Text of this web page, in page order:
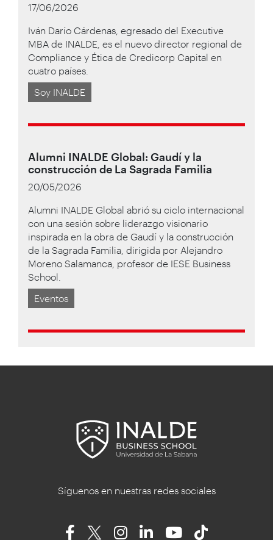
17/06/2026
Iván Darío Cárdenas, egresado del Executive
MBA de INALDE, es el nuevo director regional de
Compliance y Ética de Credicorp Capital en
cuatro países.
Soy INALDE
Alumni INALDE Global: Gaudí y la
construcción de La Sagrada Familia
20/05/2026
Alumni INALDE Global abrió su ciclo internacional
con una sesión sobre liderazgo visionario
inspirada en la obra de Gaudí y la construcción
de la Sagrada Familia, dirigida por Alejandro
Moreno Salamanca, profesor de IESE Business
School.
Eventos
Síguenos en nuestras redes sociales